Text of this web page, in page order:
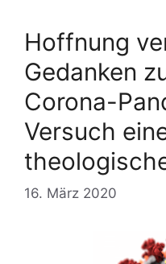
Hoffnung
Gedanken
Corona-
Versuch
16. März 2020